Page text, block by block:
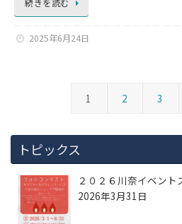
2025年6月24日
1 2 3
トピックス
２０２６川奈イベント
2026年3月31日